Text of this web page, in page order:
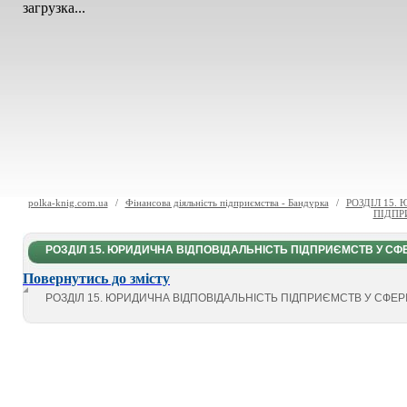
загрузка...
polka-knig.com.ua / Фінансова діяльність підприємства - Бандурка /
РОЗДІЛ 15.
РОЗДІЛ 15. ЮРИДИЧНА ВІДПОВІДАЛЬНІСТЬ ПІДПРИЄМСТВ У
Повернутись до змісту
РОЗДІЛ 15. ЮРИДИЧНА ВІДПОВІДАЛЬНІСТЬ ПІДПРИЄМСТВ У